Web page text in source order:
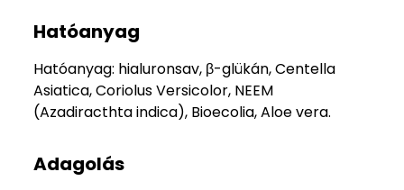
Hatóanyag
Hatóanyag: hialuronsav, β-glükán, Centella
Asiatica, Coriolus Versicolor, NEEM
(Azadiracthta indica), Bioecolia, Aloe vera.
Adagolás